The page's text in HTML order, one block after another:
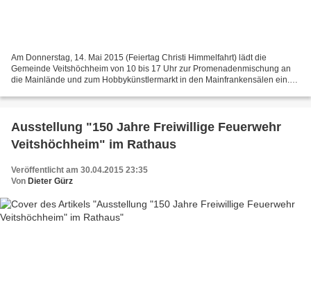
Am Donnerstag, 14. Mai 2015 (Feiertag Christi Himmelfahrt) lädt die
Gemeinde Veitshöchheim von 10 bis 17 Uhr zur Promenadenmischung an
die Mainlände und zum Hobbykünstlermarkt in den Mainfrankensälen ein.
Ausstellung "150 Jahre Freiwillige Feuerwehr
Veitshöchheim" im Rathaus
Veröffentlicht am 30.04.2015 23:35
Von Dieter Gürz